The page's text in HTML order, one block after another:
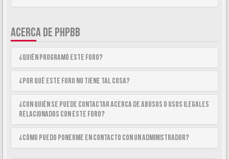
ACERCA DE PHPBB
¿Quién programó este foro?
¿Por qué este foro no tiene tal cosa?
¿Con quién se puede contactar acerca de abusos o usos ilegales
relacionados con este foro?
¿Cómo puedo ponerme en contacto con un Administrador?